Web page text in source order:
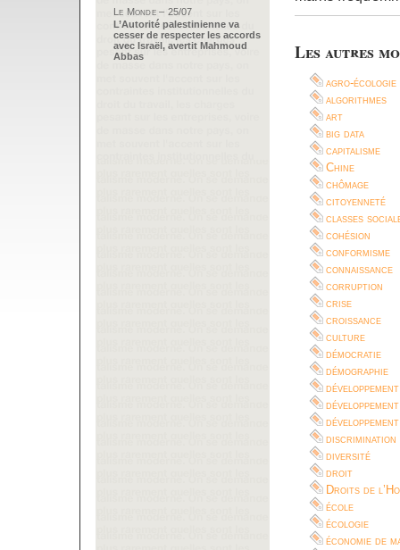
Les autres
agro-écologie
algorithmes
art
big data
capitalisme
Chine
chômage
citoyenneté
classes
cohésion
conformisme
connaissance
corruption
crise
croissance
culture
démocratie
démographie
développement
discrimination
diversité
droit
Droits de
école
écologie
économie de
Le Monde – 25/07
L’Autorité palestinienne va
cesser de respecter les accords
avec Israël, avertit Mahmoud
Abbas